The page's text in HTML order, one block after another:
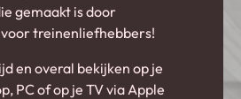
gemaakt is door
treinenliefhebbers!
en overal bekijken op je
PC of op je TV via Apple